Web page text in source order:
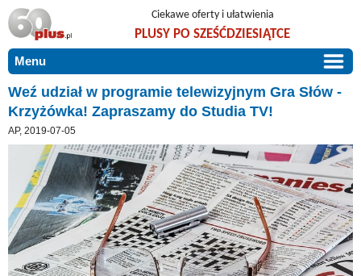
Ciekawe oferty i ułatwienia
PLUSY PO SZEŚĆDZIESIĄTCE
Menu
START
PROMOCJE
ARTYKUŁY
Szczególnie polecamy
Użyteczne porady
Szlachetne zdrowie
Mieszkaj wygodnie i bez barier
DLA BLISKICH
ZGŁOŚ OFERTĘ
O NAS
KONTAKT
Weź udział w programie telewizyjnym Gra Słów -
Krzyżówka! Zapraszamy do Studia TV!
AP, 2019-07-05